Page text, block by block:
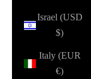
Israel (USD
$)
Italy (EUR
€)